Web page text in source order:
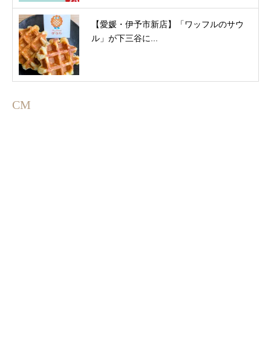
【愛媛・伊予市新店】「ワッフルのサウ
ル」が下三谷に...
CM